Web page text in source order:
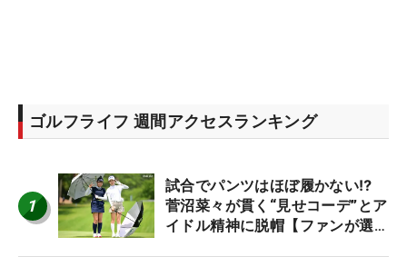
ゴルフライフ 週間アクセスランキング
1
試合でパンツはほぼ履かない⁉
菅沼菜々が貫く“見せコーデ”とア
イドル精神に脱帽【ファンが選ぶ